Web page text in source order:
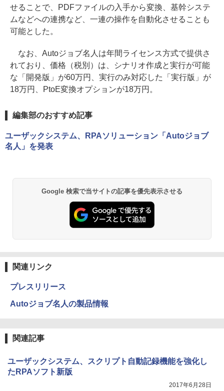
せることで、PDFファイルの入手から変換、基幹システ
ムなどへの連携など、一連の操作を自動化させることも
可能とした。
なお、Autoジョブ名人は年間ライセンス方式で提供さ
れており、価格（税別）は、シナリオ作成と実行が可能
な「開発版」が60万円、実行のみ対応した「実行版」が
18万円、PtoE変換オプションが18万円。
編集部のおすすめ記事
ユーザックシステム、RPAソリューション「Autoジョブ
名人」を発表
Google 検索で当サイトの記事を優先表示させる
関連リンク
プレスリリース
Autoジョブ名人の製品情報
関連記事
ユーザックシステム、スクリプト自動記録機能を強化し
たRPAソフト新版
2017年6月28日